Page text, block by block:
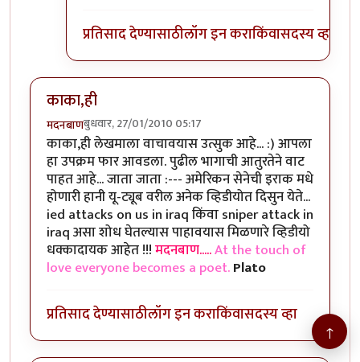
प्रतिसाद देण्यासाठीलॉग इन कराकिंवासदस्य व्हा
काका,ही
मदनबाणबुधवार, 27/01/2010 05:17
काका,ही लेखमाला वाचावयास उत्सुक आहे... :) आपला
हा उपक्रम फार आवडला. पुढील भागाची आतुरतेने वाट
पाहत आहे... जाता जाता :--- अमेरिकन सेनेची इराक मधे
होणारी हानी यू-ट्यूब वरील अनेक व्हिडीयोत दिसुन येते...
ied attacks on us in iraq किंवा sniper attack in
iraq असा शोध घेतल्यास पाहावयास मिळणारे व्हिडीयो
धक्कादायक आहेत !!!मदनबाण.....At the touch of
love everyone becomes a poet.Plato
प्रतिसाद देण्यासाठीलॉग इन कराकिंवासदस्य व्हा
↑